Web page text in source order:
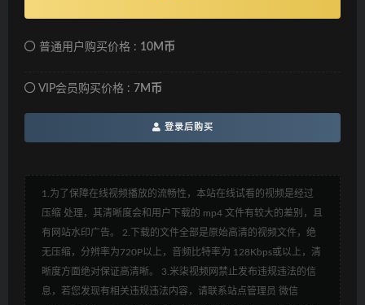
普通用户购买价格 : 10M币
VIP会员购买价格 : 7M币
登录后购买
1.为了保障在线视频播放的流畅性，本站在线试看的视频是经过
压缩 处理，其清晰度会和用户下载的 mp4 文件有较大的差别，且
有网站水印广告。 2.下载的文件全部是原始高清的视频文件，绝
无压缩，分辨率为720P以上，音频比特率为 128Kbps或以上，清
晰度方面绝对保证高清晰。 3.米柒视频网禁止发布违规违法的信
息，若您发现有相关违规违法内容，请联系站点管理员 微信